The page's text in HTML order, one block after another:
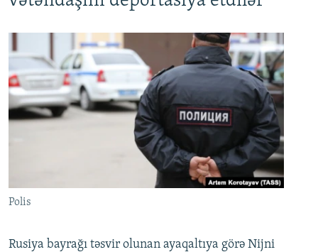
Polis
Rusiya bayrağı təsvir olunan ayaqaltıya görə Nijni